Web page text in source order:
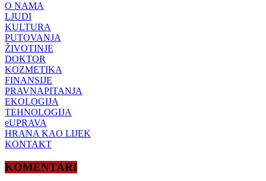
O NAMA
LJUDI
KULTURA
PUTOVANJA
ŽIVOTINJE
DOKTOR
KOZMETIKA
FINANSIJE
PRAVNAPITANJA
EKOLOGIJA
TEHNOLOGIJA
eUPRAVA
HRANA KAO LIJEK
KONTAKT
KOMENTARI